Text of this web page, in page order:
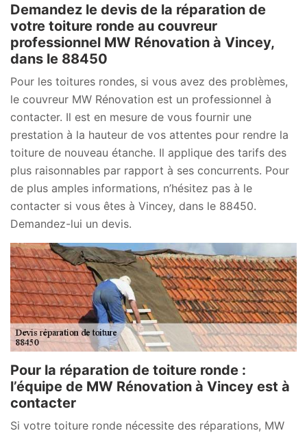
Demandez le devis de la réparation de
votre toiture ronde au couvreur
professionnel MW Rénovation à Vincey,
dans le 88450
Pour les toitures rondes, si vous avez des problèmes,
le couvreur MW Rénovation est un professionnel à
contacter. Il est en mesure de vous fournir une
prestation à la hauteur de vos attentes pour rendre la
toiture de nouveau étanche. Il applique des tarifs des
plus raisonnables par rapport à ses concurrents. Pour
de plus amples informations, n’hésitez pas à le
contacter si vous êtes à Vincey, dans le 88450.
Demandez-lui un devis.
Pour la réparation de toiture ronde :
l’équipe de MW Rénovation à Vincey est à
contacter
Si votre toiture ronde nécessite des réparations, MW